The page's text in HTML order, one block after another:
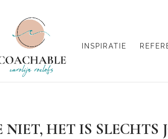
INSPIRATIE
NIET, HET IS SLECHTS